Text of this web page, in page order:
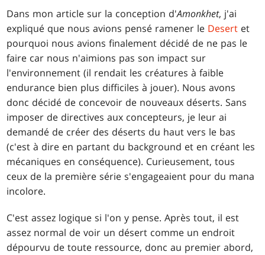
Dans mon article sur la conception d'Amonkhet, j'ai
expliqué que nous avions pensé ramener le Desert et
pourquoi nous avions finalement décidé de ne pas le
faire car nous n'aimions pas son impact sur
l'environnement (il rendait les créatures à faible
endurance bien plus difficiles à jouer). Nous avons
donc décidé de concevoir de nouveaux déserts. Sans
imposer de directives aux concepteurs, je leur ai
demandé de créer des déserts du haut vers le bas
(c'est à dire en partant du background et en créant les
mécaniques en conséquence). Curieusement, tous
ceux de la première série s'engageaient pour du mana
incolore.
C'est assez logique si l'on y pense. Après tout, il est
assez normal de voir un désert comme un endroit
dépourvu de toute ressource, donc au premier abord,